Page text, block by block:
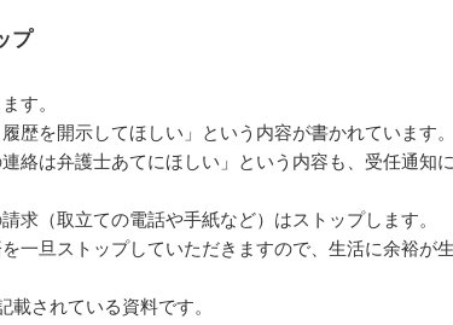
プ
す。
歴を開示してほしい」という内容が書かれています。
絡は弁護士あてにほしい」という内容も、受任通知
求（取立ての電話や手紙など）はストップします。
一旦ストップしていただきますので、生活に余裕が
されている資料です。